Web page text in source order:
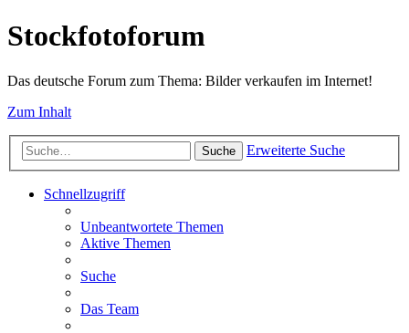
Stockfotoforum
Das deutsche Forum zum Thema: Bilder verkaufen im Internet!
Zum Inhalt
Suche Erweiterte Suche
Schnellzugriff
Unbeantwortete Themen
Aktive Themen
Suche
Das Team